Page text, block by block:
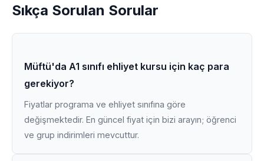
Sıkça Sorulan Sorular
Müftü'da A1 sınıfı ehliyet kursu için kaç para
gerekiyor?
Fiyatlar programa ve ehliyet sınıfına göre
değişmektedir. En güncel fiyat için bizi arayın; öğrenci
ve grup indirimleri mevcuttur.